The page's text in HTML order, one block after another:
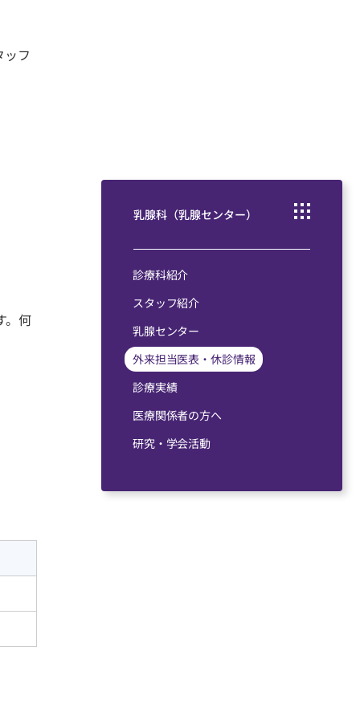
フ
。何
乳腺科（乳腺センター）
診療科紹介
スタッフ紹介
乳腺センター
外来担当医表・休診情報
診療実績
医療関係者の⽅へ
研究・学会活動